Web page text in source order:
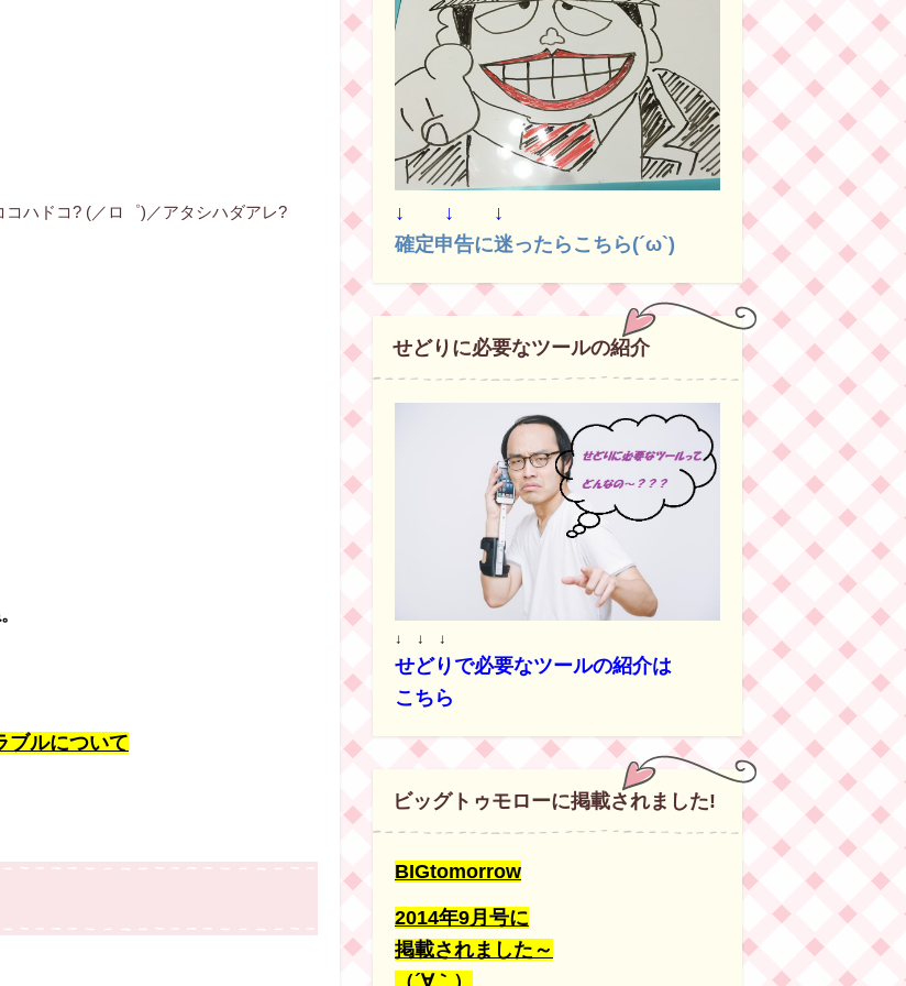
コハドコ? (／ロ゜)／アタシハダアレ?
ブルについて
↓ ↓ ↓
確定申告に迷ったらこちら(´ω`)
せどりに必要なツールの紹介
↓ ↓ ↓
せどりで必要なツールの紹介は
こちら
ビッグトゥモローに掲載されました!
BIGtomorrow
2014年9月号に
掲載されました～
（´∀｀）